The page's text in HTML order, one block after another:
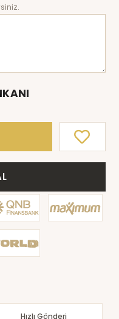
Hızlı Gönderi